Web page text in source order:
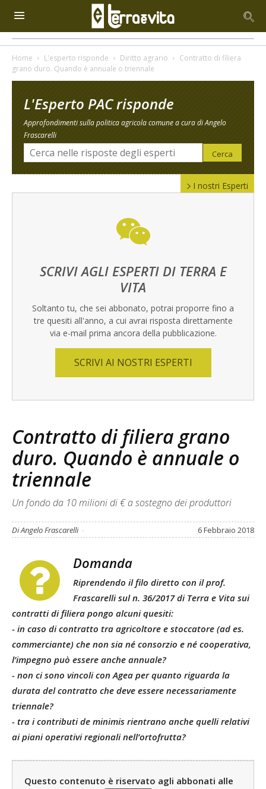
Home L'esperto risponde Diritto agrario
Contratto di filiera
grano duro. Quando è annuale o triennale
L'Esperto PAC risponde
Approfondimenti sulla politica agricola comune a cura di Angelo
Frascarelli
I nostri Esperti
SCRIVI AGLI ESPERTI DI TERRA E
VITA
Soltanto tu, che sei abbonato, potrai proporre fino a
tre quesiti all'anno, a cui avrai risposta direttamente
via e-mail prima ancora della pubblicazione.
SCRIVI AI NOSTRI ESPERTI
Contratto di filiera grano
duro. Quando è annuale o
triennale
Un fondo da 10 milioni di € a sostegno dei produttori
Di Angelo Frascarelli - 6 Febbraio 2018
Domanda
Riprendendo il filo diretto con il prof.
Frascarelli sul n. 36/2017 di Terra e Vita sui
contratti di filiera pongo alcuni quesiti:
- in caso di contratto tra agricoltore e stoccatore (ad es.
commerciante) che non sia né consorzio e né cooperativa,
l’impegno può essere anche annuale?
- non ci sono vincoli con Agea per quanto riguarda la
durata del contratto che deve essere necessariamente
triennale?
- tra i contributi de minimis rientrano anche quelli relativi
ai piani operativi regionali nell’ortofrutta?
Questo contenuto è riservato agli abbonati alle